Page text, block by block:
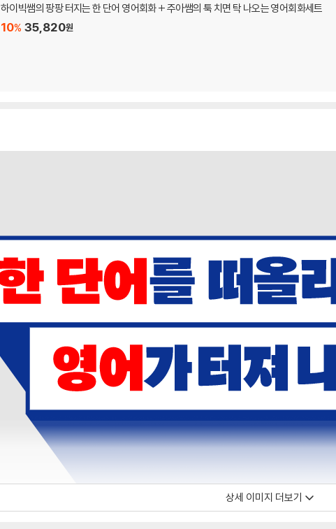
하이빅쌤의 팡팡 터지는 한 단어 영어회화 + 주아쌤의 툭 치면 탁 나오는 영어회화세트
10% 35,820원
상세 이미지 더보기